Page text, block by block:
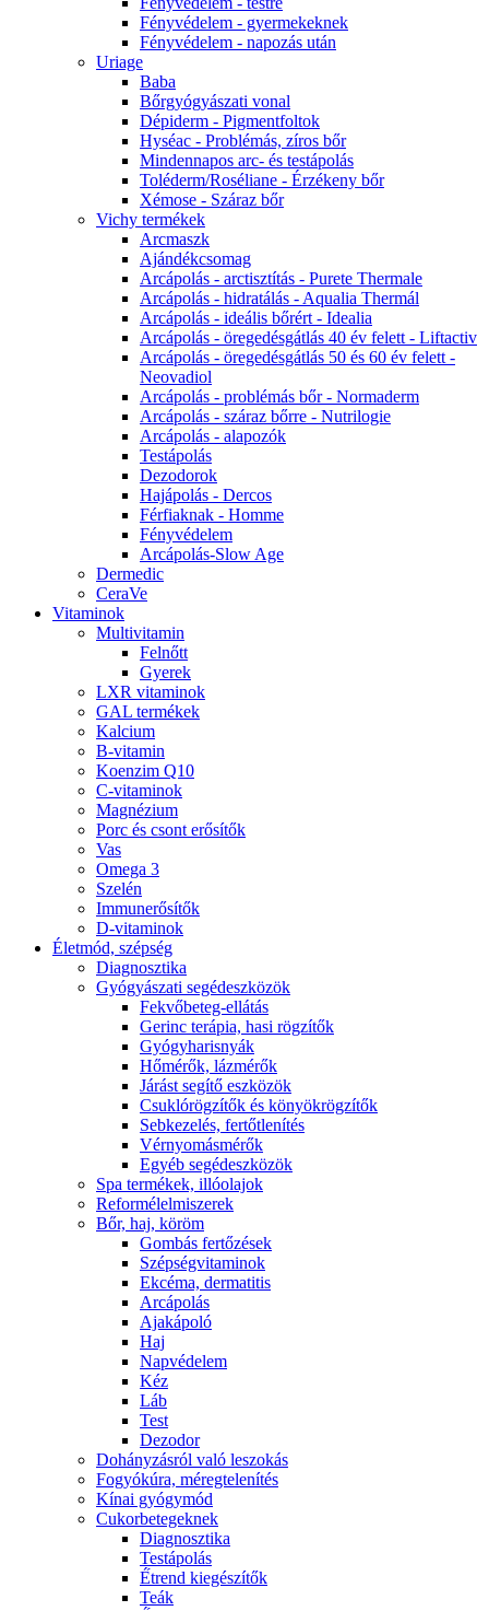
Fényvédelem - gyermekeknek
Fényvédelem - napozás után
Uriage
Baba
Bőrgyógyászati vonal
Dépiderm - Pigmentfoltok
Hyséac - Problémás, zíros bőr
Mindennapos arc- és testápolás
Toléderm/Roséliane - Érzékeny bőr
Xémose - Száraz bőr
Vichy termékek
Arcmaszk
Ajándékcsomag
Arcápolás - arctisztítás - Purete Thermale
Arcápolás - hidratálás - Aqualia Thermál
Arcápolás - ideális bőrért - Idealia
Arcápolás - öregedésgátlás 40 év felett - Liftactiv
Arcápolás - öregedésgátlás 50 és 60 év felett -
Neovadiol
Arcápolás - problémás bőr - Normaderm
Arcápolás - száraz bőrre - Nutrilogie
Arcápolás - alapozók
Testápolás
Dezodorok
Hajápolás - Dercos
Férfiaknak - Homme
Fényvédelem
Arcápolás-Slow Age
Dermedic
CeraVe
Vitaminok
Multivitamin
Felnőtt
Gyerek
LXR vitaminok
GAL termékek
Kalcium
B-vitamin
Koenzim Q10
C-vitaminok
Magnézium
Porc és csont erősítők
Vas
Omega 3
Szelén
Immunerősítők
D-vitaminok
Életmód, szépség
Diagnosztika
Gyógyászati segédeszközök
Fekvőbeteg-ellátás
Gerinc terápia, hasi rögzítők
Gyógyharisnyák
Hőmérők, lázmérők
Járást segítő eszközök
Csuklórögzítők és könyökrögzítők
Sebkezelés, fertőtlenítés
Vérnyomásmérők
Egyéb segédeszközök
Spa termékek, illóolajok
Reformélelmiszerek
Bőr, haj, köröm
Gombás fertőzések
Szépségvitaminok
Ekcéma, dermatitis
Arcápolás
Ajakápoló
Haj
Napvédelem
Kéz
Láb
Test
Dezodor
Dohányzásról való leszokás
Fogyókúra, méregtelenítés
Kínai gyógymód
Cukorbetegeknek
Diagnosztika
Testápolás
É́trend kiegészítők
Teák